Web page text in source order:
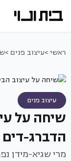
ראשי >עיצוב פנים >
עיצוב פנים
שיחה על
הדברג-דים
מרי שגיא-מידן